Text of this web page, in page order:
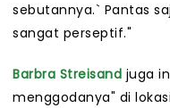
sebutannya.` Pantas
sangat perseptif."
Barbra Streisand juga
menggodanya" di